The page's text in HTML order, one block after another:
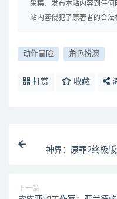
采集、发布本站内容到任
站内容侵犯了原著者的合法
动作冒险 角色扮演
打赏 收藏
神界：原罪2终极
下一篇